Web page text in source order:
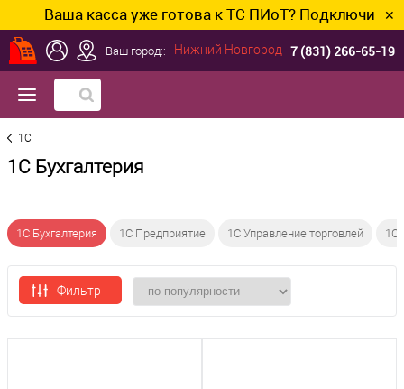
Ваша касса уже готова к ТС ПИоТ? Подключим и ✕
Ваш город:: Нижний Новгород 7 (831) 266-65-19
1C
1С Бухгалтерия
1С Бухгалтерия 1С Предприятие 1С Управление торговлей 1С
Фильтр